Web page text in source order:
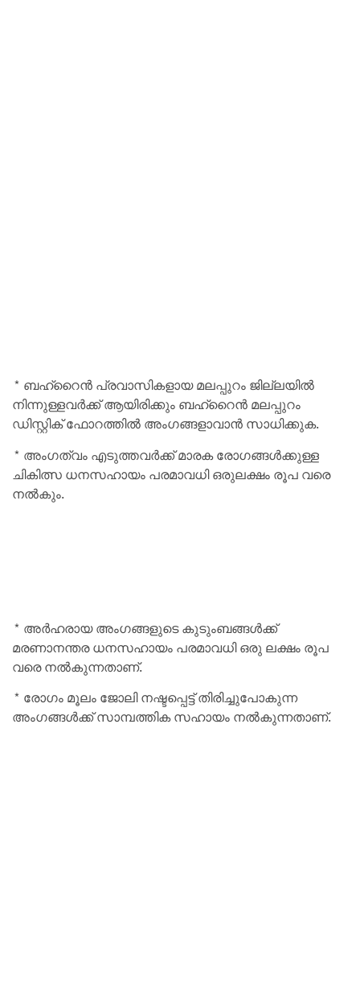
* ബഹ്‌റൈന്‍ പ്രവാസികളായ മലപ്പുറം ജില്ലയില്‍
നിന്നുള്ളവര്‍ക്ക് ആയിരിക്കും ബഹ്‌റൈന്‍ മലപ്പുറം
ഡിസ്റ്റിക് ഫോറത്തില്‍ അംഗങ്ങളാവാന്‍ സാധിക്കുക.
* അംഗത്വം എടുത്തവര്‍ക്ക് മാരക രോഗങ്ങള്‍ക്കുള്ള
ചികിത്സ ധനസഹായം പരമാവധി ഒരുലക്ഷം രൂപ വരെ
നല്‍കും.
* അര്‍ഹരായ അംഗങ്ങളുടെ കുടുംബങ്ങള്‍ക്ക്
മരണാനന്തര ധനസഹായം പരമാവധി ഒരു ലക്ഷം രൂപ
വരെ നല്‍കുന്നതാണ്.
* രോഗം മൂലം ജോലി നഷ്ടപ്പെട്ട് തിരിച്ചുപോകുന്ന
അംഗങ്ങള്‍ക്ക് സാമ്പത്തിക സഹായം നല്‍കുന്നതാണ്.